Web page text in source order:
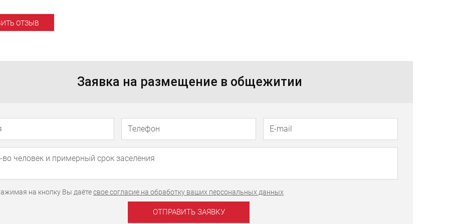
ОТЗЫВ
Заявка на размещение в общежитии
на кнопку Вы даётесвое согласие на обработку ваших персональных данных